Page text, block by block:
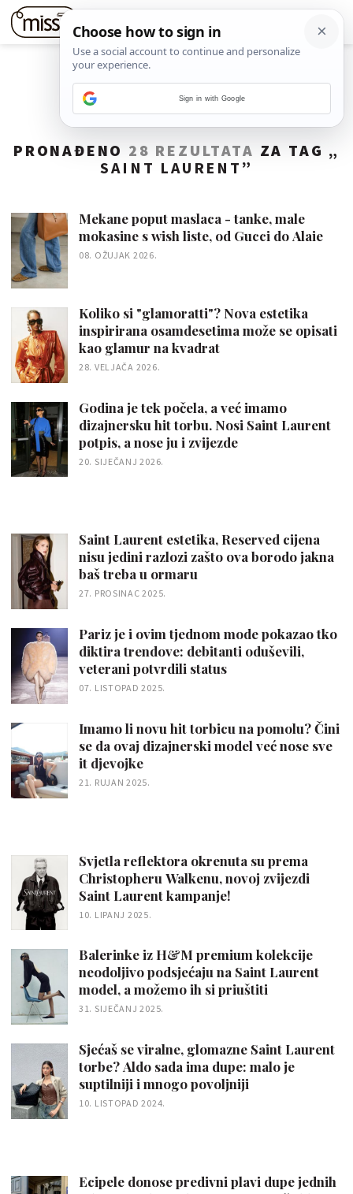
PRONAĐENO 28 REZULTATA ZA TAG „
SAINT LAURENT ”
Mekane poput maslaca - tanke, male
mokasine s wish liste, od Gucci do Alaie
08. OŽUJAK 2026.
Koliko si "glamoratti"? Nova estetika
inspirirana osamdesetima može se opisati
kao glamur na kvadrat
28. VELJAČA 2026.
Godina je tek počela, a već imamo
dizajnersku hit torbu. Nosi Saint Laurent
potpis, a nose ju i zvijezde
20. SIJEČANJ 2026.
Saint Laurent estetika, Reserved cijena
nisu jedini razlozi zašto ova borodo jakna
baš treba u ormaru
27. PROSINAC 2025.
Pariz je i ovim tjednom mode pokazao tko
diktira trendove: debitanti oduševili,
veterani potvrdili status
07. LISTOPAD 2025.
Imamo li novu hit torbicu na pomolu? Čini
se da ovaj dizajnerski model već nose sve
it djevojke
21. RUJAN 2025.
Svjetla reflektora okrenuta su prema
Christopheru Walkenu, novoj zvijezdi
Saint Laurent kampanje!
10. LIPANJ 2025.
Balerinke iz H&M premium kolekcije
neodoljivo podsjećaju na Saint Laurent
model, a možemo ih si priuštiti
31. SIJEČANJ 2025.
Sjećaš se viralne, glomazne Saint Laurent
torbe? Aldo sada ima dupe: malo je
suptilniji i mnogo povoljniji
10. LISTOPAD 2024.
Ecipele donose predivni plavi dupe jednih
Sign in with Google